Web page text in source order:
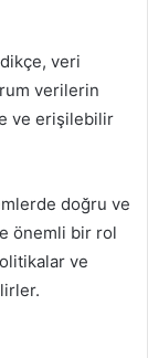
veri
verilerin
ve erişilebilir
doğru ve
önemli bir rol
ve